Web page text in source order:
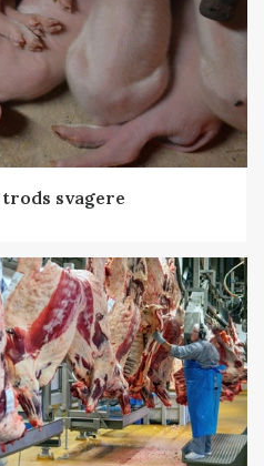
svagere